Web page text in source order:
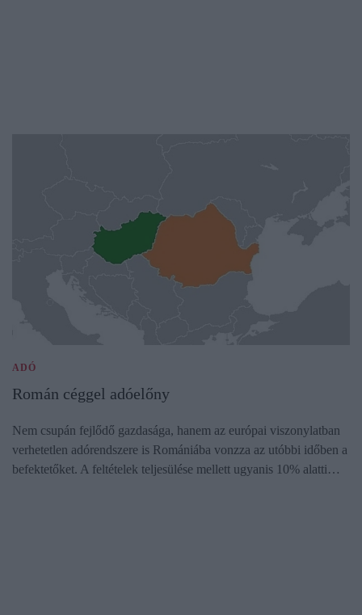
ADÓ
Román céggel adóelőny
Nem csupán fejlődő gazdasága, hanem az európai viszonylatban
verhetetlen adórendszere is Romániába vonzza az utóbbi időben a
befektetőket. A feltételek teljesülése mellett ugyanis 10% alatti…